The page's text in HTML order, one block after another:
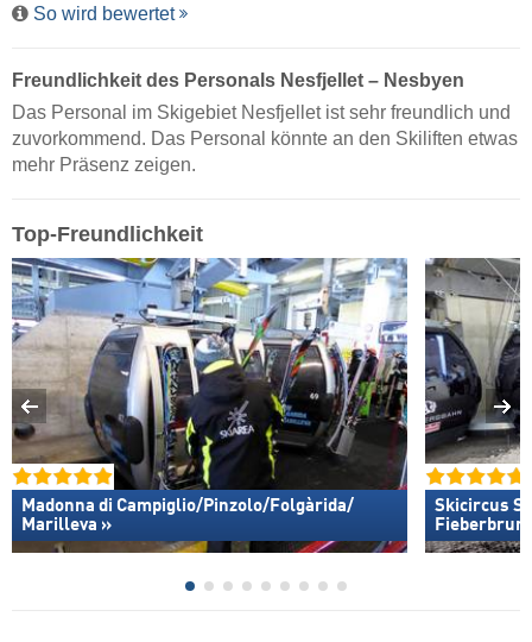
So wird bewertet
Freundlichkeit des Personals Nesfjellet – Nesbyen
Das Personal im Skigebiet Nesfjellet ist sehr freundlich und
zuvorkommend. Das Personal könnte an den Skiliften etwas
mehr Präsenz zeigen.
Top-Freundlichkeit
Madonna di Campiglio/​Pinzolo/​Folgàrida/​
Marilleva »
Skicircus